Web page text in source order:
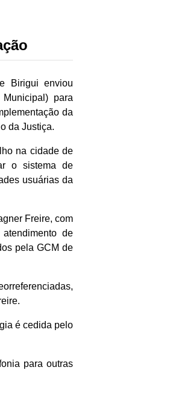
Birigui enviou
para
da
da Justiça.
na cidade de
o sistema de
usuárias da
Freire, com
de
pela GCM de
é cedida pelo
para outras